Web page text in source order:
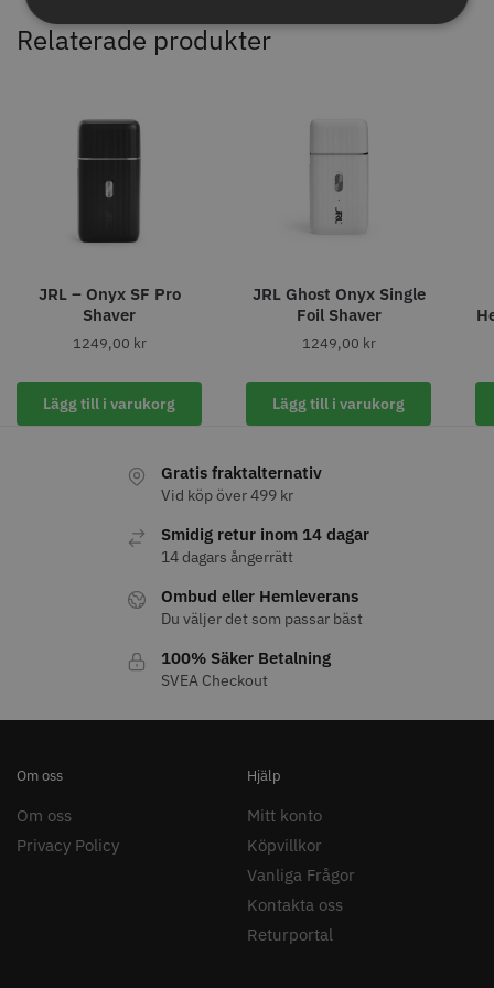
Relaterade produkter
JRL – Onyx SF Pro
Shaver
1249,00 kr
Lägg till i varukorg
JRL Ghost Onyx Single
Foil Shaver
1249,00 kr
Lägg till i varukorg
Heavy
Gratis fraktalternativ
Vid köp över 499 kr
Smidig retur inom 14 dagar
14 dagars ångerrätt
Ombud eller Hemleverans
Du väljer det som passar bäst
100% Säker Betalning
SVEA Checkout
Om oss
Om oss
Privacy Policy
Hjälp
Mitt konto
Köpvillkor
Vanliga Frågor
Kontakta oss
Returportal
35.00 kr
Info
119.00 kr
Info
1599.00 kr
Info Köp Info Köp
STORSÄLJARE